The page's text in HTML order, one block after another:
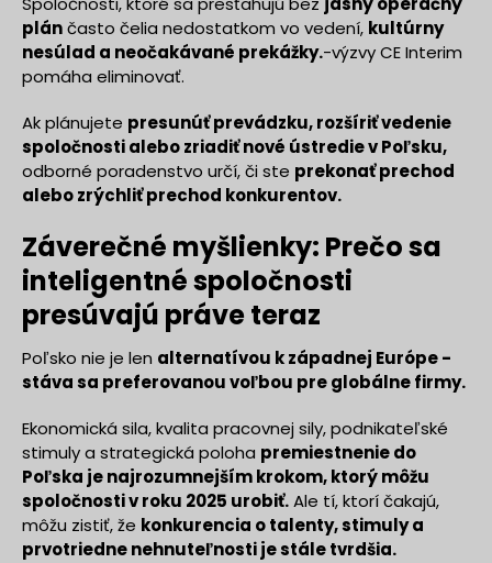
plánčasto čelia nedostatkom vo vedení, kultúrny
nesúlad a neočakávané prekážky.-výzvy CE Interim
pomáha eliminovať.
Ak plánujete presunúť prevádzku, rozšíriť vedenie
spoločnosti alebo zriadiť nové ústredie v Poľsku,
odborné poradenstvo určí, či ste prekonať prechod
alebo zrýchliť prechod konkurentov.
Záverečné myšlienky: Prečo sa
inteligentné spoločnosti
presúvajú práve teraz
Poľsko nie je len alternatívou k západnej Európe -
stáva sa preferovanou voľbou pre globálne firmy.
Ekonomická sila, kvalita pracovnej sily, podnikateľské
stimuly a strategická poloha premiestnenie do
Poľska je najrozumnejším krokom, ktorý môžu
spoločnosti v roku 2025 urobiť.Ale tí, ktorí čakajú,
môžu zistiť, že konkurencia o talenty, stimuly a
prvotriedne nehnuteľnosti je stále tvrdšia.